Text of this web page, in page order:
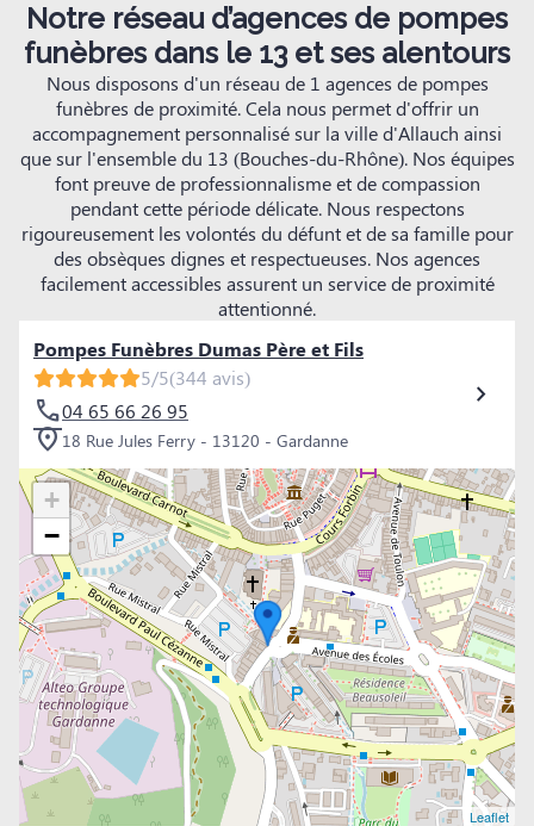
Notre réseau d’agences de pompes
funèbres dans le 13 et ses alentours
Nous disposons d'un réseau de 1 agences de pompes
funèbres de proximité. Cela nous permet d'offrir un
accompagnement personnalisé sur la ville d'Allauch ainsi
que sur l'ensemble du 13 (Bouches-du-Rhône). Nos équipes
font preuve de professionnalisme et de compassion
pendant cette période délicate. Nous respectons
rigoureusement les volontés du défunt et de sa famille pour
des obsèques dignes et respectueuses. Nos agences
facilement accessibles assurent un service de proximité
attentionné.
Pompes Funèbres Dumas Père et Fils
5/5(344 avis)
04 65 66 26 95
18 Rue Jules Ferry - 13120 - Gardanne
+
−
Leaflet